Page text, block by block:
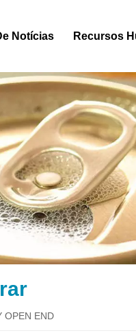
Notícias Recursos
OPEN END